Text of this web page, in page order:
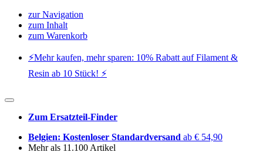
zur Navigation
zum Inhalt
zum Warenkorb
⚡️Mehr kaufen, mehr sparen: 10% Rabatt auf Filament &
Resin ab 10 Stück! ⚡️
Zum Ersatzteil-Finder
Belgien: Kostenloser Standardversand ab € 54,90
Mehr als 11.100 Artikel